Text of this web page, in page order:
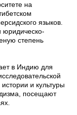
на
языков.
степень
в Индию для
и культуры
посещают